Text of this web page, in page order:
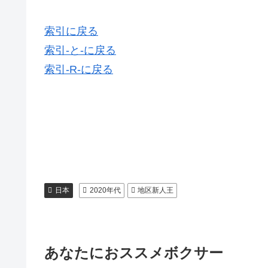
索引に戻る
索引-と-に戻る
索引-R-に戻る
日本 2020年代 地区新人王
あなたにおススメボクサー